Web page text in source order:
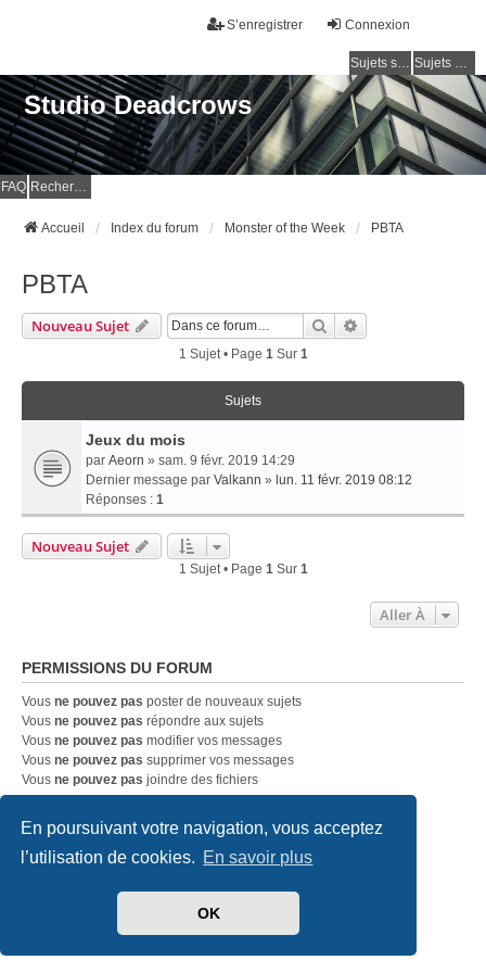
En poursuivant votre navigation, vous acceptez
l’utilisation de cookies. En savoir plus
OK
Connexion
S’enregistrer
Sujets sans réponse Sujets actifs
Studio Deadcrows
FAQ Rechercher
Accueil Index du forum Monster of the Week PBTA
PBTA
Nouveau Sujet Rechercher
1 Sujet • Page 1Sur 1
Sujets
Jeux du mois
par Aeorn » sam. 9 févr. 2019 14:29
Dernier message par Valkann » lun. 11 févr. 2019 08:12
Réponses : 1
Nouveau Sujet
1 Sujet • Page 1Sur 1
Aller À
PERMISSIONS DU FORUM
Vous ne pouvez pas poster de nouveaux sujets
Vous ne pouvez pas répondre aux sujets
Vous ne pouvez pas modifier vos messages
Vous ne pouvez pas supprimer vos messages
Vous ne pouvez pas joindre des fichiers
Accueil Index du forum Nous contacter